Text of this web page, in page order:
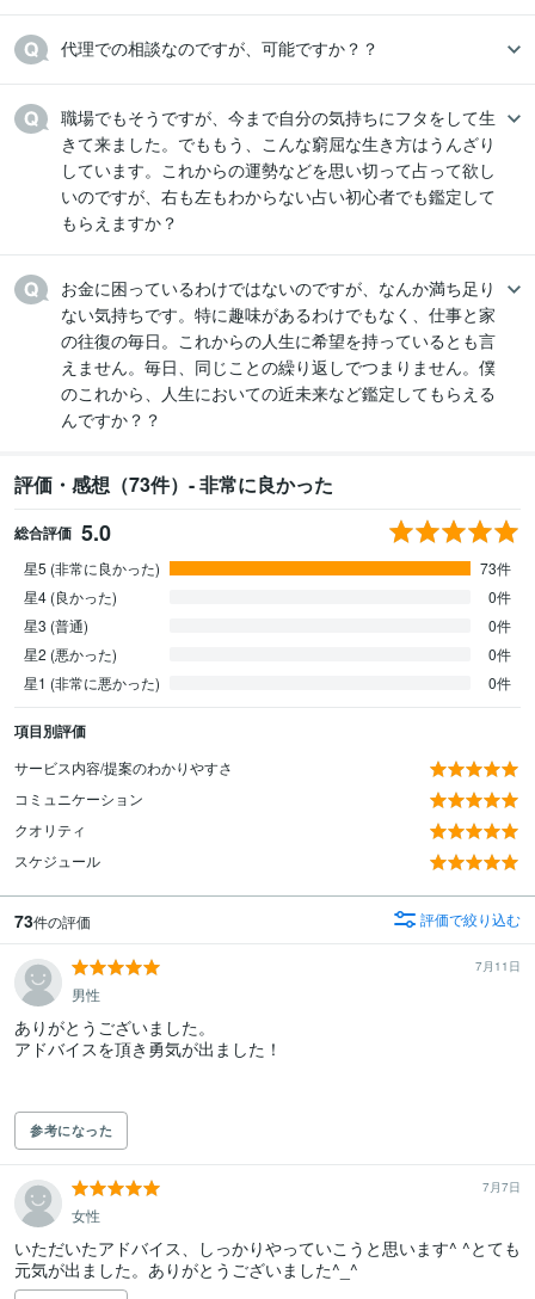
代理での相談なのですが、可能ですか？？
職場でもそうですが、今まで自分の気持ちにフタをして生
きて来ました。でももう、こんな窮屈な生き方はうんざり
しています。これからの運勢などを思い切って占って欲し
いのですが、右も左もわからない占い初心者でも鑑定して
もらえますか？
お金に困っているわけではないのですが、なんか満ち足り
ない気持ちです。特に趣味があるわけでもなく、仕事と家
の往復の毎日。これからの人生に希望を持っているとも言
えません。毎日、同じことの繰り返しでつまりません。僕
のこれから、人生においての近未来など鑑定してもらえる
んですか？？
評価・感想（73件）- 非常に良かった
総合評価 5.0
星5 (非常に良かった)
73件
星4 (良かった)
0件
星3 (普通)
0件
星2 (悪かった)
0件
星1 (非常に悪かった)
0件
項目別評価
サービス内容/提案のわかりやすさ
コミュニケーション
クオリティ
スケジュール
73件の評価 評価で絞り込む
7月11日
男性
ありがとうございました。
アドバイスを頂き勇気が出ました！
参考になった
7月7日
女性
いただいたアドバイス、しっかりやっていこうと思います^ ^とても
元気が出ました。ありがとうございました^_^